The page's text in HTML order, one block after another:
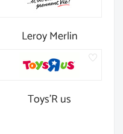
Leroy Merlin
Toys'R us